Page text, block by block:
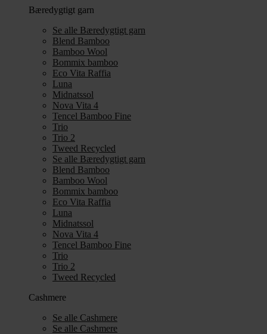
Bæredygtigt garn
Se alle Bæredygtigt garn
Blend Bamboo
Bamboo Wool
Bommix bamboo
Eco Vita Raffia
Luna
Midnatssol
Nova Vita 4
Tencel Bamboo Fine
Trio
Trio 2
Tweed Recycled
Se alle Bæredygtigt garn
Blend Bamboo
Bamboo Wool
Bommix bamboo
Eco Vita Raffia
Luna
Midnatssol
Nova Vita 4
Tencel Bamboo Fine
Trio
Trio 2
Tweed Recycled
Cashmere
Se alle Cashmere
Se alle Cashmere